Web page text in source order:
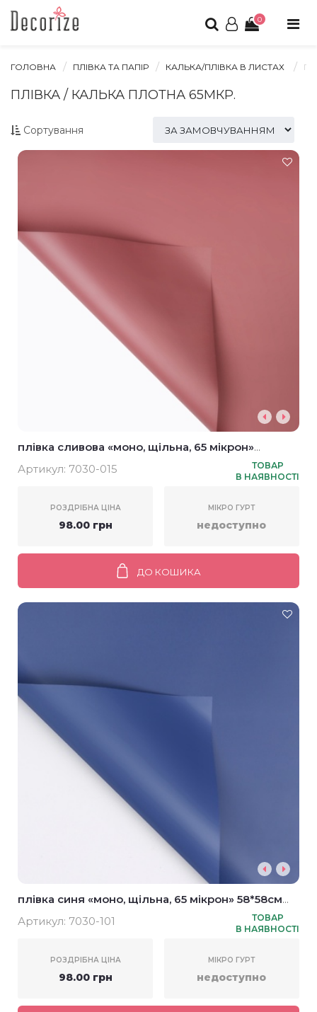
0
ГОЛОВНА ПЛІВКА ТА ПАПІР КАЛЬКА/ПЛІВКА В ЛИСТАХ
ПЛІВКА / КАЛЬКА ПЛОТНА 65МКР.
Сортування
плівка сливова «моно, щільна, 65 мікрон»
58*58см (20шт)
Артикул: 7030-015
ТОВАР
В НАЯВНОСТІ
РОЗДРІБНА ЦІНА
98.00 грн
МІКРО ГУРТ
недоступно
ДО КОШИКА
плівка синя «моно, щільна, 65 мікрон» 58*58см
(20шт)
Артикул: 7030-101
ТОВАР
В НАЯВНОСТІ
РОЗДРІБНА ЦІНА
98.00 грн
МІКРО ГУРТ
недоступно